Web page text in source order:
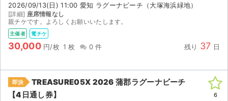
2026/09/13(日) 11:00 愛知 ラグーナビーチ（大塚海浜緑地）
[詳細] 座席情報なし
親チケです。よろしくお願いいたします。
主催者 電チケ
30,000 円/枚 1 枚 0 件 残り 37 日
即決
TREASURE05X 2026 蒲郡ラグーナビーチ
【4日通し券】
6